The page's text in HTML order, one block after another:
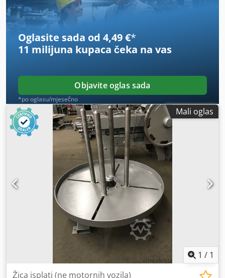
Oglasite sada od 4,49 €*
11 milijuna kupaca čeka na vas
Objavite oglas sada
*po oglasu/mjesečno
Mali oglas
1 / 1
Žica isplati (ne motornih vozila)